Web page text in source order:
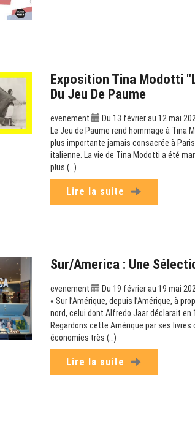
Exposition Tina Modotti
Du Jeu De Paume
evenement
Du 13 février au 12 mai
Le Jeu de Paume rend hommage à Tina
plus importante jamais consacrée à
italienne. La vie de Tina Modotti a été
plus (…)
Lire la suite
Sur/America : Une
evenement
Du 19 février au 19 mai
« Sur l’Amérique, depuis l’Amérique, à
nord, celui dont Alfredo Jaar déclarait en
Regardons cette Amérique par ses
économies très (…)
Lire la suite